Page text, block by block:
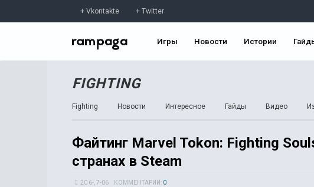
Vkontakte Twitter
Игры Новости Истории
FIGHTING
Fighting Новости Интересное Гайды Видео
Файтинг Marvel Tokon: Fighting
странах в Steam
20 6-, 7-06 КОММЕНТАРИИ: 0